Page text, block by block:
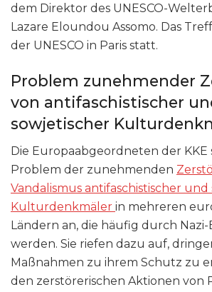
dem Direktor des UNESCO-
Lazare Eloundou Assomo. Das
der UNESCO in Paris statt.
Problem zunehmender
von antifaschistischer
sowjetischer
Die Europaabgeordneten der KKE
Problem der zunehmenden
Vandalismus antifaschistischer
Kulturdenkmäler in mehreren
Ländern an, die häufig durch
werden. Sie riefen dazu auf,
Maßnahmen zu ihrem Schutz zu
den zerstörerischen Aktionen von